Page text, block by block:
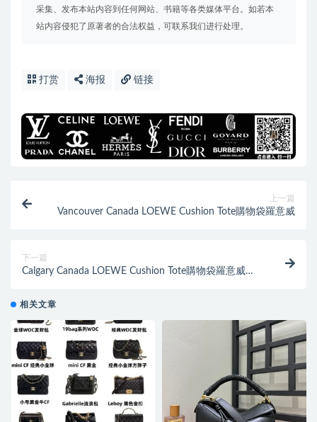
采集、发布本站内容到任何网站、书籍等各类媒体平台。如若本
站内容侵犯了原著者的合法权益，可联系我们进行处理。
打赏 海报 链接
上一篇
Vancouver Canada LOEWE Cushion Tote購物袋羅意威
下一篇
Calgary Canada LOEWE Cushion Tote購物袋羅意威女
相关文章